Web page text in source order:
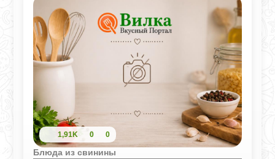
1,91K 0 0
Блюда из свинины